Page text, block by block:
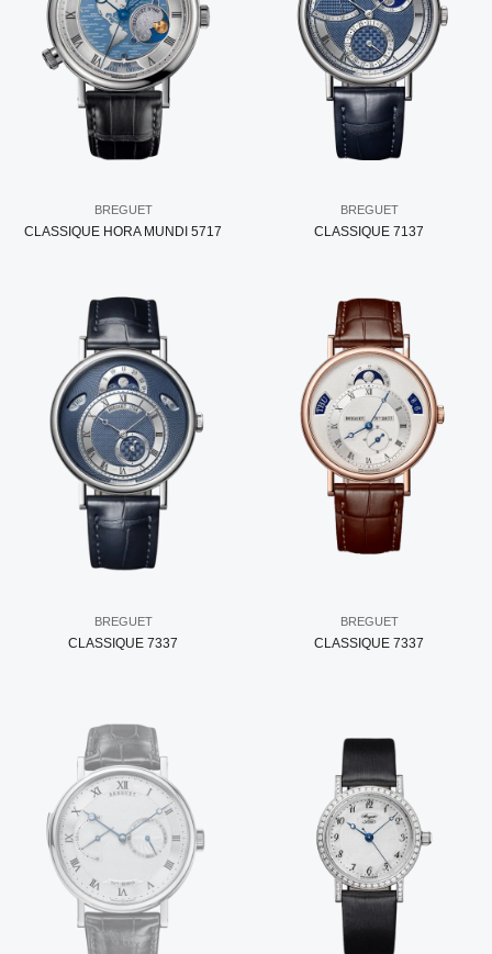
BREGUET
CLASSIQUE HORA MUNDI 5717
BREGUET
CLASSIQUE 7137
BREGUET
CLASSIQUE 7337
BREGUET
CLASSIQUE 7337